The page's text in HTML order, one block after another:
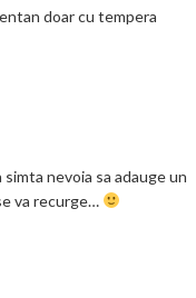
doar cu tempera
nevoia sa adauge un
va recurge…